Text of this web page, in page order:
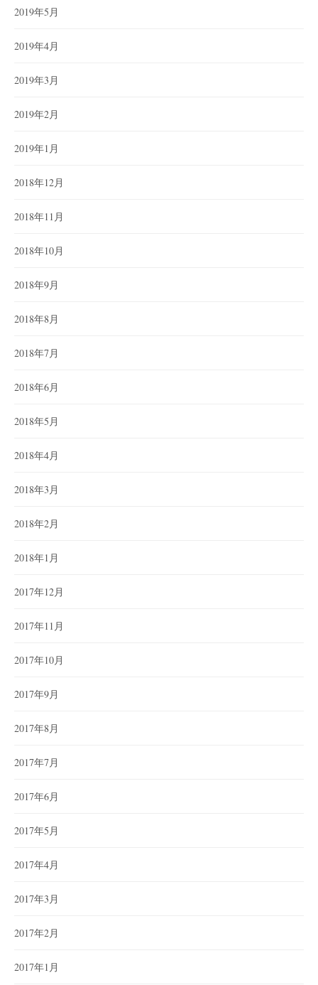
2019年5月
2019年4月
2019年3月
2019年2月
2019年1月
2018年12月
2018年11月
2018年10月
2018年9月
2018年8月
2018年7月
2018年6月
2018年5月
2018年4月
2018年3月
2018年2月
2018年1月
2017年12月
2017年11月
2017年10月
2017年9月
2017年8月
2017年7月
2017年6月
2017年5月
2017年4月
2017年3月
2017年2月
2017年1月